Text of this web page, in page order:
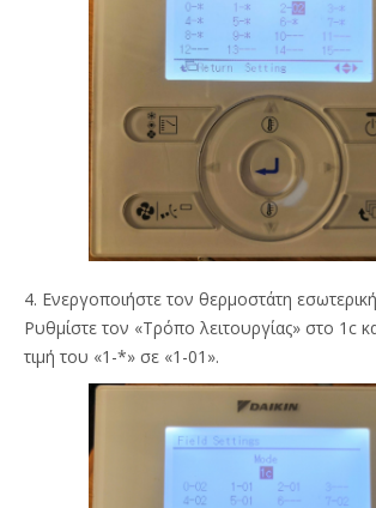
4. Ενεργοποιήστε τον θερμοστάτη
Ρυθμίστε τον «Τρόπο λειτουργίας» στο 1c
τιμή του «1-*» σε «1-01».